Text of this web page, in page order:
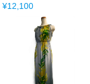
¥12,100